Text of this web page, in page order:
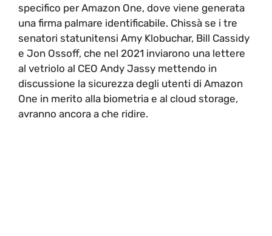
specifico per Amazon One, dove viene generata
una firma palmare identificabile. Chissà se i tre
senatori statunitensi Amy Klobuchar, Bill Cassidy
e Jon Ossoff, che nel 2021 inviarono una lettere
al vetriolo al CEO Andy Jassy mettendo in
discussione la sicurezza degli utenti di Amazon
One in merito alla biometria e al cloud storage,
avranno ancora a che ridire.